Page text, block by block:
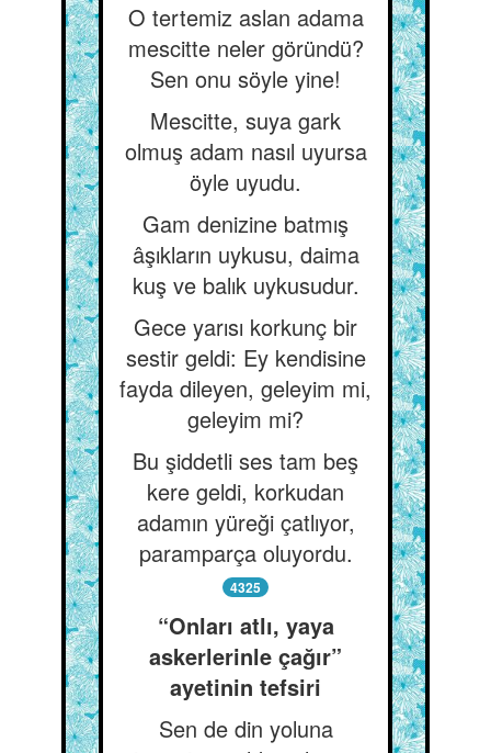
O tertemiz aslan adama
mescitte neler göründü?
Sen onu söyle yine!
Mescitte, suya gark
olmuş adam nasıl uyursa
öyle uyudu.
Gam denizine batmış
âşıkların uykusu, daima
kuş ve balık uykusudur.
Gece yarısı korkunç bir
sestir geldi: Ey kendisine
fayda dileyen, geleyim mi,
geleyim mi?
Bu şiddetli ses tam beş
kere geldi, korkudan
adamın yüreği çatlıyor,
paramparça oluyordu.
4325
“Onları atlı, yaya
askerlerinle çağır”
ayetinin tefsiri
Sen de din yoluna